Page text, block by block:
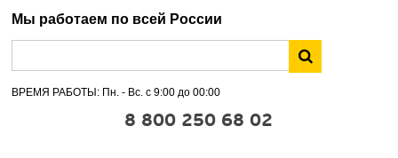
Мы работаем по всей России
ВРЕМЯ РАБОТЫ: Пн. - Вс. с 9:00 до 00:00
8 800 250 68 02